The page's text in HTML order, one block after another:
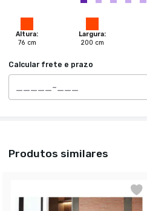
Altura:
76 cm
Largura:
200 cm
Calcular frete e prazo
Produtos similares